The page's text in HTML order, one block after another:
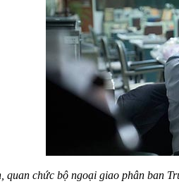
quan chức bộ ngoại giao phân ban